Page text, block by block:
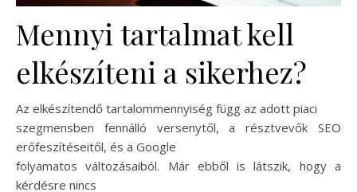
Mennyi tartalmat kell
elkészíteni a sikerhez?
Az elkészítendő tartalommennyiség függ az adott piaci
szegmensben fennálló versenytől, a résztvevők SEO
erőfeszítéseitől, és a Google
folyamatos változásaiból. Már ebből is látszik, hogy a
kérdésre nincs